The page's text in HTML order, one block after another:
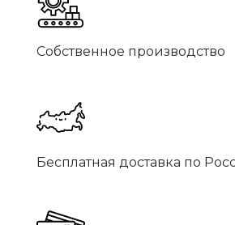
Собственное производство
Бесплатная доставка по